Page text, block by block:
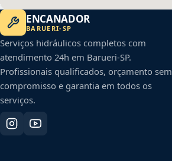
ENCANADOR
BARUERI-SP
Serviços hidráulicos completos com
atendimento 24h em Barueri-SP.
Profissionais qualificados, orçamento sem
compromisso e garantia em todos os
serviços.